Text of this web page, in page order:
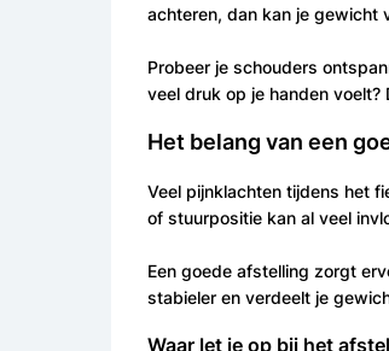
achteren, dan kan je gewicht
Probeer je schouders
veel druk op je handen
Het belang van een
Veel pijnklachten tijdens het
of stuurpositie kan al veel
Een goede afstelling zorgt
stabieler en verdeelt je
Waar let je op bij het